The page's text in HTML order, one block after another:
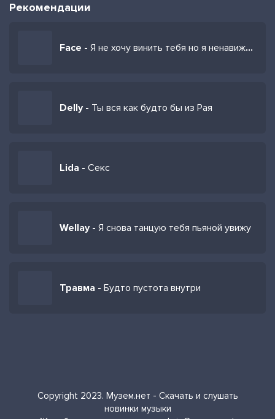
Рекомендации
Face - Я не хочу винить тебя но я ненавижу твою улыбку
Delly - Ты вся как будто бы из Рая
Lida - Секс
Wellay - Я снова танцую тебя пьяной увижу
Травма - Будто пустота внутри
Copyright 2023. Музем.нет - Скачать и слушать
новинки музыки